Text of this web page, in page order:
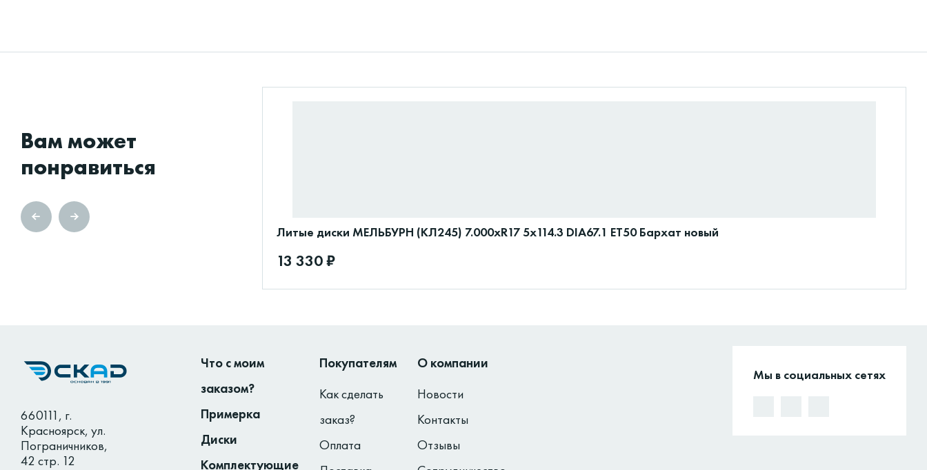
Вам может
понравиться
Литые диски МЕЛЬБУРН (КЛ245) 7.000xR17 5x114.3 DIA67.1 ET50 Бархат новый
13 330 ₽
660111, г.
Красноярск, ул.
Пограничников,
42 стр. 12
Что с моим
заказом?
Примерка
Диски
Комплектующие
Покупателям
Как сделать
заказ?
Оплата
О компании
Новости
Контакты
Отзывы
Мы в социальных сетях